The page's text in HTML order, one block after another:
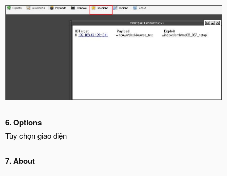
6. Options
Tùy chọn giao diện
7. About